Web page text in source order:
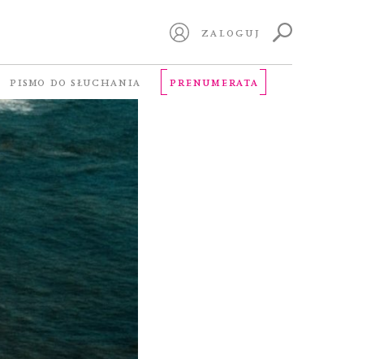
ZALOGUJ
PISMO DO SŁUCHANIA PRENUMERATA